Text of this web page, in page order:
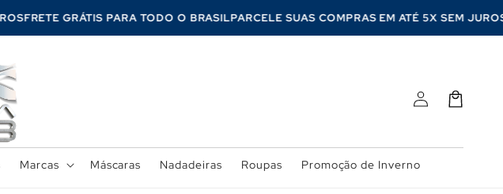
FRETE GRÁTIS PARA TODO O BRASILPARCELE SUAS COMPRAS EM ATÉ 5X SEM
Marcas Máscaras Nadadeiras Roupas Promoção de Inverno
Fazer
login
Carrinho